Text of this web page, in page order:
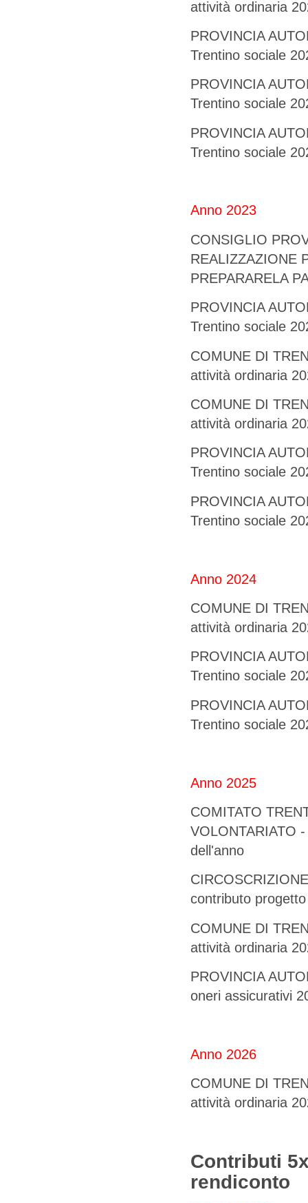
attività ordinaria
PROVINCIA
Trentino sociale
PROVINCIA
Trentino sociale
PROVINCIA
Trentino sociale
Anno 2023
CONSIGLIO
REALIZZAZIONE
PREPARARELA
PROVINCIA
Trentino sociale
COMUNE DI
attività ordinaria
COMUNE DI
attività ordinaria
PROVINCIA
Trentino sociale
PROVINCIA
Trentino sociale
Anno 2024
COMUNE DI
attività ordinaria
PROVINCIA
Trentino sociale
PROVINCIA
Trentino sociale
Anno 2025
COMITATO
VOLONTARIATO
dell'anno
contributo
COMUNE DI
attività ordinaria
PROVINCIA
oneri assicurativi
Anno 2026
COMUNE DI
attività ordinaria
Contributi
rendiconto